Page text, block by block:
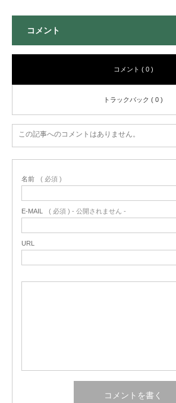
コメント
コメント ( 0 )
トラックバック ( 0 )
この記事へのコメントはありません。
名前 ( 必須 )
E-MAIL ( 必須 ) - 公開されません -
URL